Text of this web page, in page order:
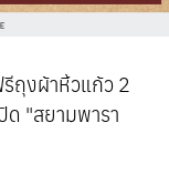
ถุงผ้าหิ้วแก้ว 2
ด "สยามพารา